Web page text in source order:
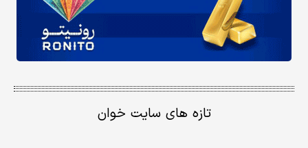
تازه های سایت خوان